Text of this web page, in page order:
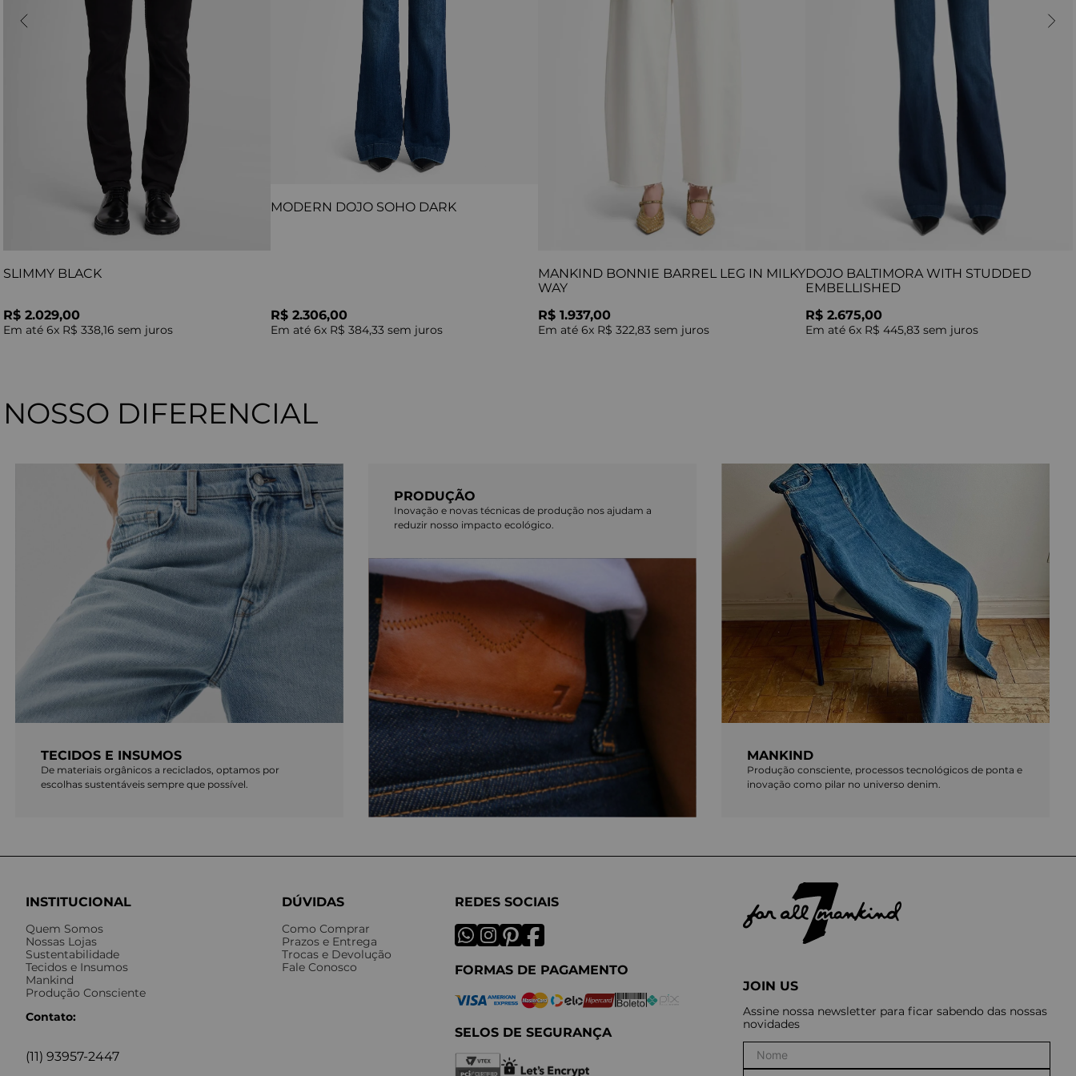
SLIMMY BLACK
R$ 2.029,00
Em até 6x R$ 338,16 sem juros
MODERN DOJO SOHO DARK
R$ 2.306,00
Em até 6x R$ 384,33 sem juros
MANKIND BONNIE BARREL LEG IN MILKY
WAY
R$ 1.937,00
Em até 6x R$ 322,83 sem juros
DOJO BALTIMORA WITH STUDDED
EMBELLISHED
R$ 2.675,00
Em até 6x R$ 445,83 sem juros
NOSSO DIFERENCIAL
TECIDOS E INSUMOS
De materiais orgânicos a reciclados, optamos por
escolhas sustentáveis sempre que possível.
PRODUÇÃO
Inovação e novas técnicas de produção nos ajudam a
reduzir nosso impacto ecológico.
MANKIND
Produção consciente, processos tecnológicos de ponta e
inovação como pilar no universo denim.
INSTITUCIONAL
Quem Somos
Nossas Lojas
Sustentabilidade
Tecidos e Insumos
Mankind
Produção Consciente
Contato:
(11) 93957-2447
DÚVIDAS
Como Comprar
Prazos e Entrega
Trocas e Devolução
Fale Conosco
REDES SOCIAIS
FORMAS DE PAGAMENTO
SELOS DE SEGURANÇA
JOIN US
Assine nossa newsletter para ficar sabendo das nossas
novidades